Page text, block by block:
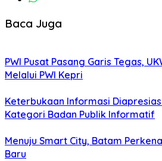
Baca Juga
PWI Pusat Pasang Garis Tegas,
Melalui PWI Kepri
Keterbukaan Informasi
Kategori Badan Publik Informatif
Menuju Smart City, Batam
Baru